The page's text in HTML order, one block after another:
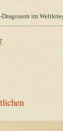
im